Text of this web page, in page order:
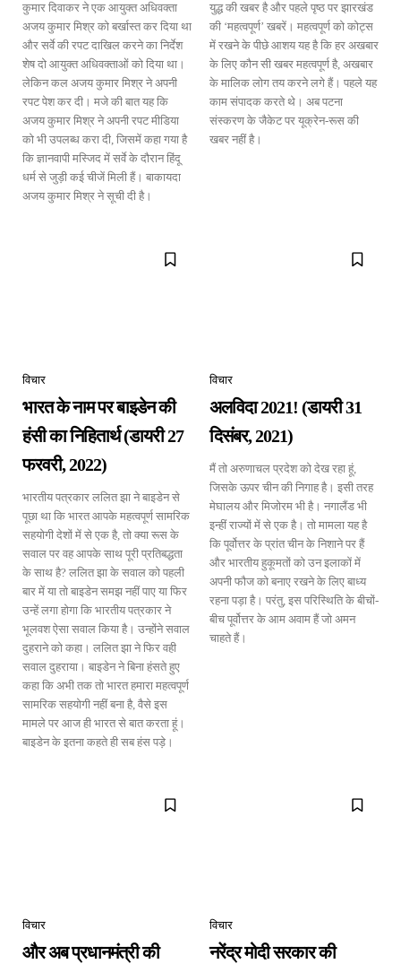
कुमार दिवाकर ने एक आयुक्त अधिवक्ता
अजय कुमार मिश्र को बर्खास्त कर दिया था
और सर्वे की रपट दाखिल करने का निर्देश
शेष दो आयुक्त अधिवक्ताओं को दिया था।
लेकिन कल अजय कुमार मिश्र ने अपनी
रपट पेश कर दी। मजे की बात यह कि
अजय कुमार मिश्र ने अपनी रपट मीडिया
को भी उपलब्ध करा दी, जिसमें कहा गया है
कि ज्ञानवापी मस्जिद में सर्वे के दौरान हिंदू
धर्म से जुड़ी कई चीजें मिली हैं। बाकायदा
अजय कुमार मिश्र ने सूची दी है।
युद्ध की खबर है और पहले पृष्ठ पर झारखंड
की ‘महत्वपूर्ण’ खबरें। महत्वपूर्ण को कोट्स
में रखने के पीछे आशय यह है कि हर अखबार
के लिए कौन सी खबर महत्वपूर्ण है, अखबार
के मालिक लोग तय करने लगे हैं। पहले यह
काम संपादक करते थे। अब पटना
संस्करण के जैकेट पर यूक्रेन-रूस की
खबर नहीं है।
विचार
भारत के नाम पर बाइडेन की
हंसी का निहितार्थ (डायरी 27
फरवरी, 2022)
भारतीय पत्रकार ललित झा ने बाइडेन से
पूछा था कि भारत आपके महत्वपूर्ण सामरिक
सहयोगी देशों में से एक है, तो क्या रूस के
सवाल पर वह आपके साथ पूरी प्रतिबद्धता
के साथ है? ललित झा के सवाल को पहली
बार में या तो बाइडेन समझ नहीं पाए या फिर
उन्हें लगा होगा कि भारतीय पत्रकार ने
भूलवश ऐसा सवाल किया है। उन्होंने सवाल
दुहराने काे कहा। ललित झा ने फिर वही
सवाल दुहराया। बाइडेन ने बिना हंसते हुए
कहा कि अभी तक तो भारत हमारा महत्वपूर्ण
सामरिक सहयोगी नहीं बना है, वैसे इस
मामले पर आज ही भारत से बात करता हूं।
बाइडेन के इतना कहते ही सब हंस पड़े।
विचार
अलविदा 2021! (डायरी 31
दिसंबर, 2021)
मैं तो अरुणाचल प्रदेश को देख रहा हूं,
जिसके ऊपर चीन की निगाह है। इसी तरह
मेघालय और मिजोरम भी है। नगालैंड भी
इन्हीं राज्यों में से एक है। तो मामला यह है
कि पूर्वोत्तर के प्रांत चीन के निशाने पर हैं
और भारतीय हुकूमतों को उन इलाकाें में
अपनी फौज को बनाए रखने के लिए बाध्य
रहना पड़ा है। परंतु, इस परिस्थिति के बीचों-
बीच पूर्वोत्तर के आम अवाम हैं जो अमन
चाहते हैं।
विचार
और अब प्रधानमंत्री की
विचार
नरेंद्र मोदी सरकार की